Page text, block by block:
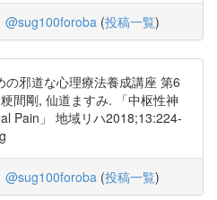
@sug100foroba (投稿一覧)
の邪道な心理療法養成講座 第6
間剛, 仙道ますみ. 「中枢性神
Pain」 地域リハ2018;13:224-
@sug100foroba (投稿一覧)